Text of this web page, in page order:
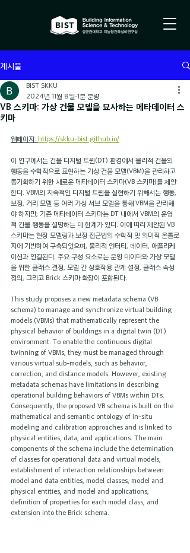
게시물
VB 스키마: 가상 건물 모델을 묘사하는 메타데이터 스
키마
BIST SKKU
2024년 11월 8일 1분 분량
웹페이지: https://skku-bist.github.io/
이 연구에서는 건물 디지털 트윈(DT) 환경에서 물리적 건물의
행동을 수학적으로 표현하는 가상 건물 모델(VBM)을 관리하고
동기화하기 위한 새로운 메타데이터 스키마(VB 스키마)를 제안
한다. VBM의 지속적인 디지털 트윈을 실현하기 위해서는 행동,
보정, 거리 모델 등 여러 가상 서브 모델을 통해 VBM을 관리해
야 하지만, 기존 메타데이터 스키마는 DT 내에서 VBM의 운영
적 건물 행동을 설명하는 데 한계가 있다. 이에 따라 제안된 VB
스키마는 현장 모델링과 보정 접근법의 수학적 및 의미적 온톨로
지에 기반하여 구축되었으며, 물리적 엔터티, 데이터, 애플리케
이션과 연결된다. 주요 구성 요소로는 운영 데이터와 가상 모델
을 위한 클래스 결정, 모델 간 상호작용 관계 설정, 클래스 속성
정의, 그리고 Brick 스키마 확장이 포함된다.
This study proposes a new metadata schema (VB
schema) to manage and synchronize virtual building
models (VBMs) that mathematically represent the
physical behavior of buildings in a digital twin (DT)
environment. To enable the continuous digital
twinning of VBMs, they must be managed through
various virtual sub-models, such as behavior,
correction, and distance models. However, existing
metadata schemas have limitations in describing
operational building behaviors of VBMs within DTs.
Consequently, the proposed VB schema is built on the
mathematical and semantic ontology of in-situ
modeling and calibration approaches and is linked to
physical entities, data, and applications. The main
components of the schema include the determination
of classes for operational data and virtual models,
establishment of interaction relationships between
model and data entities, model classes, model and
physical entities, and model and applications,
definition of properties for each model class, and
extension into the Brick schema.